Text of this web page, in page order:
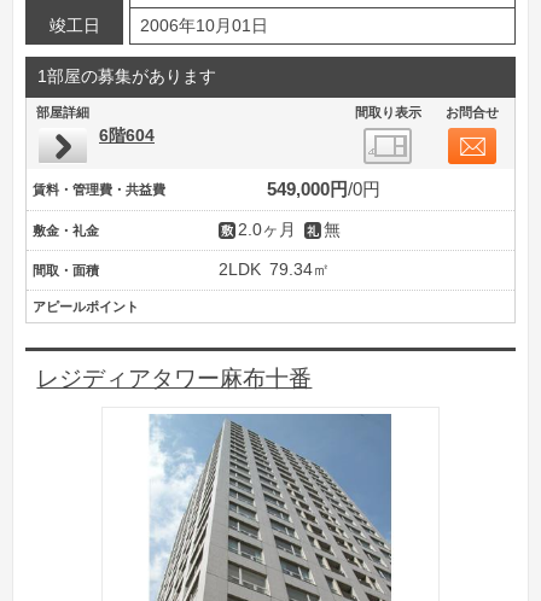
竣工日
2006年10月01日
1部屋の募集があります
部屋詳細 間取り表示 お問合せ
6階604
賃料・管理費・共益費 549,000円 0円
敷金・礼金 2.0ヶ月 無
間取・面積 2LDK 79.34㎡
アピールポイント
レジディアタワー麻布十番